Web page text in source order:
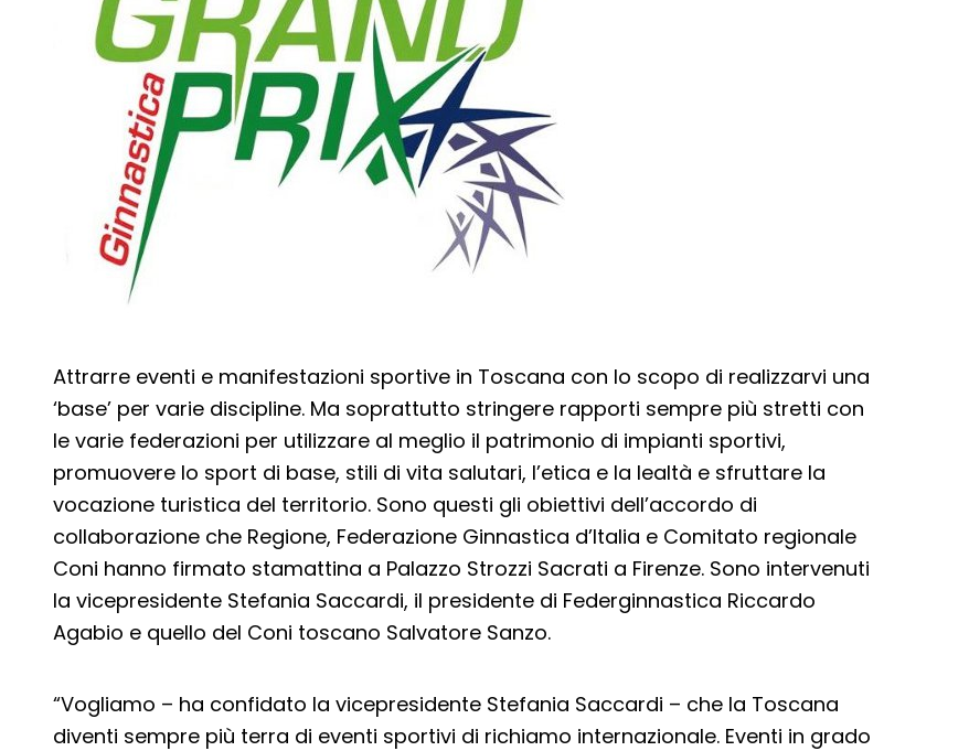
Attrarre eventi e manifestazioni sportive in Toscana con lo scopo di realizzarvi una
‘base’ per varie discipline. Ma soprattutto stringere rapporti sempre più stretti con
le varie federazioni per utilizzare al meglio il patrimonio di impianti sportivi,
promuovere lo sport di base, stili di vita salutari, l’etica e la lealtà e sfruttare la
vocazione turistica del territorio. Sono questi gli obiettivi dell’accordo di
collaborazione che Regione, Federazione Ginnastica d’Italia e Comitato regionale
Coni hanno firmato stamattina a Palazzo Strozzi Sacrati a Firenze. Sono intervenuti
la vicepresidente Stefania Saccardi, il presidente di Federginnastica Riccardo
Agabio e quello del Coni toscano Salvatore Sanzo.
“Vogliamo – ha confidato la vicepresidente Stefania Saccardi – che la Toscana
diventi sempre più terra di eventi sportivi di richiamo internazionale. Eventi in grado